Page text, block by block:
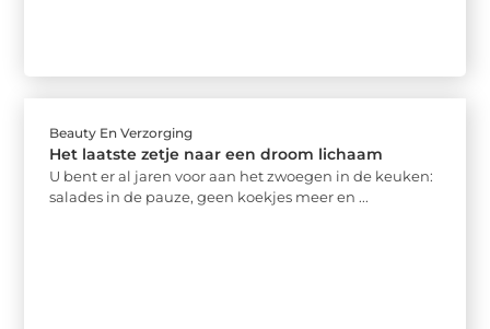
Beauty En Verzorging
Het laatste zetje naar een droom lichaam
U bent er al jaren voor aan het zwoegen in de keuken:
salades in de pauze, geen koekjes meer en ...